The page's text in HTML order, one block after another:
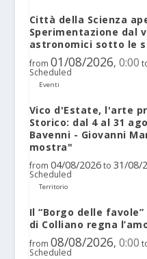
Città della Scienza
Sperimentazione dal
astronomici sotto le
from 01/08/2026, 0:00
Scheduled
Eventi
Vico d'Estate, l'arte
Storico: dal 4 al 31
Bavenni - Giovanni
mostra"
from 04/08/2026 to 31/08/
Scheduled
Territorio
Il “Borgo delle
di Colliano regna
from 08/08/2026, 0:00
Scheduled